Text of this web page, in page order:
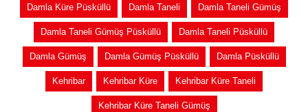
Damla Küre Püsküllü Damla Taneli Damla Taneli Gümüş
Damla Taneli Gümüş Püsküllü Damla Taneli Püsküllü
Damla Gümüş Damla Gümüş Püsküllü Damla Püsküllü
Kehribar Kehribar Küre Kehribar Küre Taneli
Kehribar Küre Taneli Gümüş